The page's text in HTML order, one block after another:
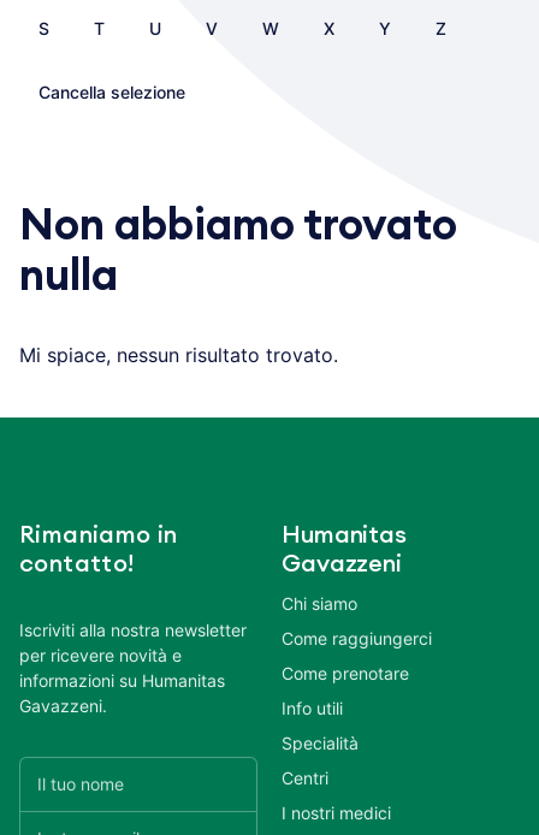
S T U V W X Y Z
Cancella selezione
Non abbiamo trovato
nulla
Mi spiace, nessun risultato trovato.
Rimaniamo in
contatto!
Iscriviti alla nostra newsletter
per ricevere novità e
informazioni su Humanitas
Gavazzeni.
Humanitas
Gavazzeni
Chi siamo
Come raggiungerci
Come prenotare
Info utili
Specialità
Centri
I nostri medici